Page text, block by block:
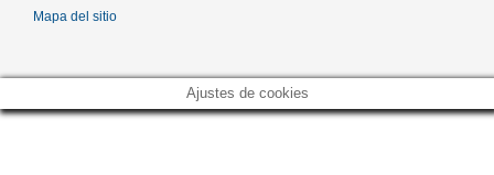
Mapa del sitio
Ajustes de cookies